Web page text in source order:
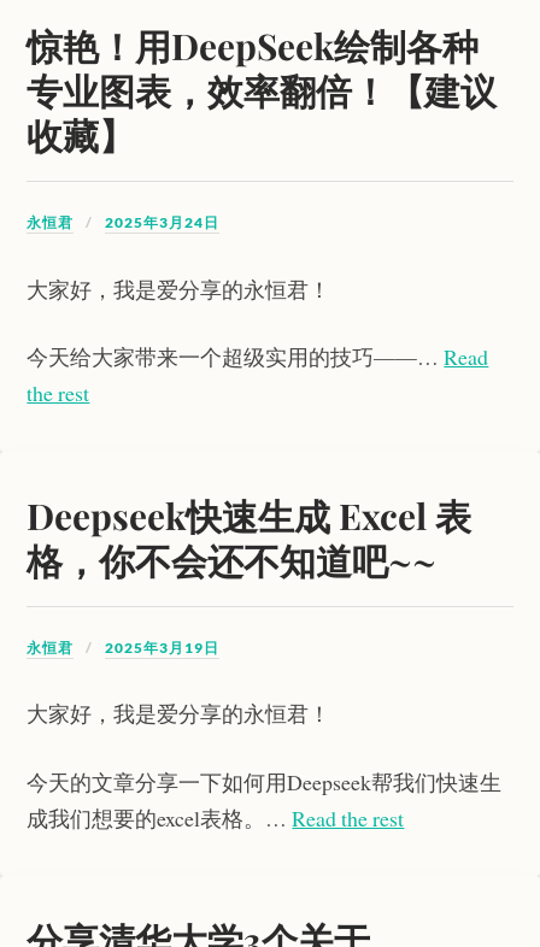
惊艳！用DeepSeek绘制各种
专业图表，效率翻倍！【建议
收藏】
永恒君 2025年3月24日
大家好，我是爱分享的永恒君！
今天给大家带来一个超级实用的技巧——…Read
the rest
Deepseek快速生成 Excel 表
格，你不会还不知道吧~~
永恒君 2025年3月19日
大家好，我是爱分享的永恒君！
今天的文章分享一下如何用Deepseek帮我们快速生
成我们想要的excel表格。…Read the rest